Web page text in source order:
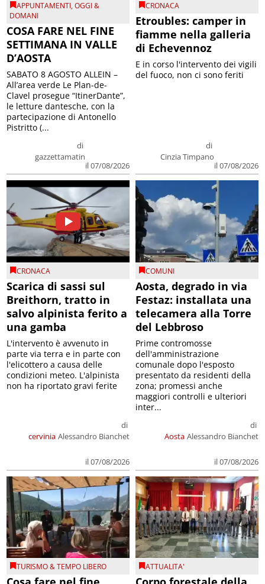
APPUNTAMENTI,OGGI &
DOMANI
COSA FARE NEL FINE
SETTIMANA IN VALLE
D’AOSTA
di
gazzettamatin
il 07/08/2026
SABATO 8 AGOSTO ALLEIN –
All’area verde Le Plan-de-
Clavel prosegue “ItinerDante”,
le letture dantesche, con la
partecipazione di Antonello
Pistritto (...
CRONACA
Etroubles: camper in
fiamme nella galleria
di Echevennoz
di
Cinzia Timpano
il 07/08/2026
E in corso l'intervento dei vigili
del fuoco, non ci sono feriti
CRONACA
Scarica di sassi sul
Breithorn, tratto in
salvo alpinista ferito a
una gamba
cervinia
di
Alessandro Bianchet
il 07/08/2026
L'intervento è avvenuto in
parte via terra e in parte con
l'elicottero a causa delle
condizioni meteo. L'alpinista
non ha riportato gravi ferite
COMUNI
Aosta, degrado in via
Festaz: installata una
telecamera alla Torre
del Lebbroso
Aosta
di
Alessandro Bianchet
il 07/08/2026
Prime contromosse
dell'amministrazione
comunale dopo l'esposto
presentato da residenti della
zona; promessi anche
maggiori controlli e ulteriori
inter...
TURISMO & TEMPO LIBERO ATTUALITA'